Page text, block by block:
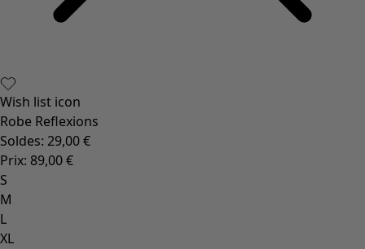
Wish list icon
Robe Reflexions
Soldes: 29,00 €
Prix: 89,00 €
S
M
L
XL